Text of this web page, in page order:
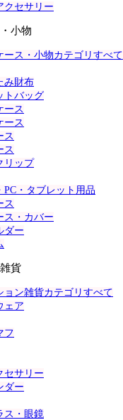
クセサリー
小物
ース・小物カテゴリすべて
み財布
トバッグ
ース
ース
ス
ス
リップ
PC・タブレット用品
ス
ス・カバー
ダー
貨
ョン雑貨カテゴリすべて
ェア
フ
セサリー
ダー
ス・眼鏡